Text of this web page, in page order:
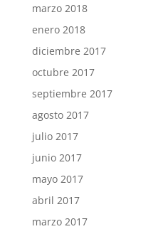
marzo 2018
enero 2018
diciembre 2017
octubre 2017
septiembre 2017
agosto 2017
julio 2017
junio 2017
mayo 2017
abril 2017
marzo 2017